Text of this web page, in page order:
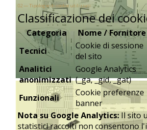
02 — Tipologie di cookie utilizzati
Classificazione dei
Categoria Nome / Fornitore
Tecnici
Cookie di sessione
del sito
Analitici
anonimizzati
Google Analytics
(_ga, _gid, _gat)
Funzionali
Cookie preferenze
banner
Nota su Google Analytics: Il sito
statistici raccolti non consentono